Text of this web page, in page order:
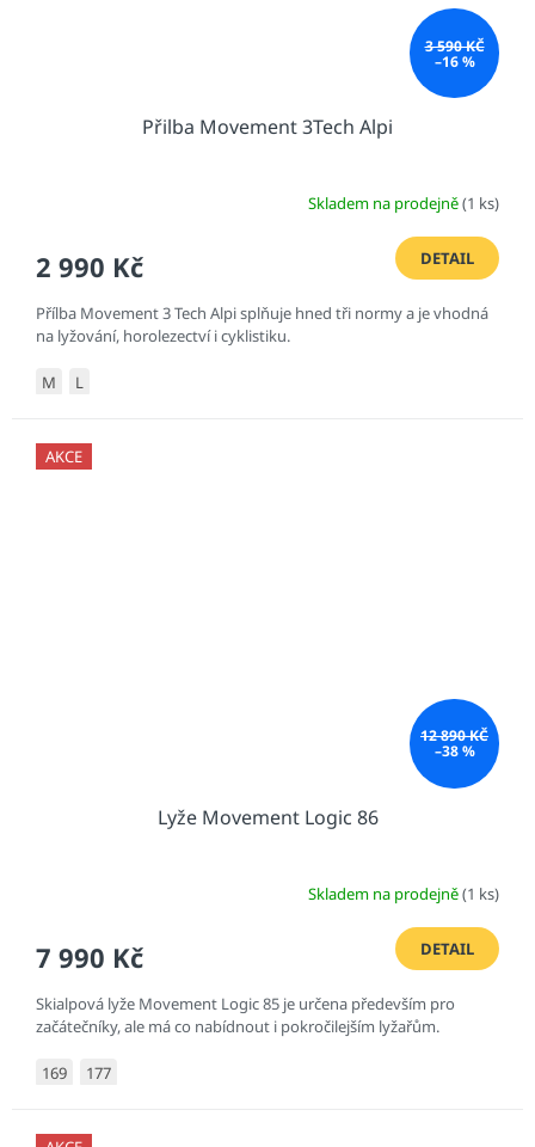
3 590 KČ
–16 %
Přilba Movement 3Tech Alpi
Skladem na prodejně(1 ks)
2 990 Kč DETAIL
Přílba Movement 3 Tech Alpi splňuje hned tři normy a je vhodná
na lyžování, horolezectví i cyklistiku.
M L
AKCE
12 890 KČ
–38 %
Lyže Movement Logic 86
Skladem na prodejně(1 ks)
7 990 Kč DETAIL
Skialpová lyže Movement Logic 85 je určena především pro
začátečníky, ale má co nabídnout i pokročilejším lyžařům.
169 177